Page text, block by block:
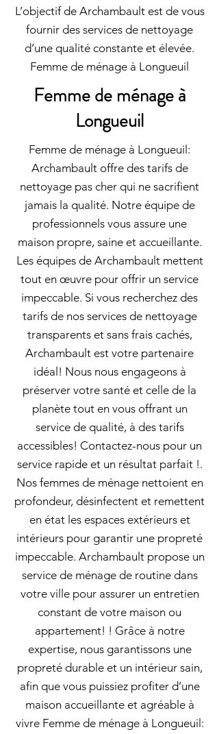
L’objectif de Archambault est de vous
fournir des services de nettoyage
d’une qualité constante et élevée.
Femme de ménage à Longueuil
Femme de ménage à
Longueuil
Femme de ménage à Longueuil:
Archambault offre des tarifs de
nettoyage pas cher qui ne sacrifient
jamais la qualité. Notre équipe de
professionnels vous assure une
maison propre, saine et accueillante.
Les équipes de Archambault mettent
tout en œuvre pour offrir un service
impeccable. Si vous recherchez des
tarifs de nos services de nettoyage
transparents et sans frais cachés,
Archambault est votre partenaire
idéal! Nous nous engageons à
préserver votre santé et celle de la
planète tout en vous offrant un
service de qualité, à des tarifs
accessibles! Contactez-nous pour un
service rapide et un résultat parfait !.
Nos femmes de ménage nettoient en
profondeur, désinfectent et remettent
en état les espaces extérieurs et
intérieurs pour garantir une propreté
impeccable. Archambault propose un
service de ménage de routine dans
votre ville pour assurer un entretien
constant de votre maison ou
appartement! ! Grâce à notre
expertise, nous garantissons une
propreté durable et un intérieur sain,
afin que vous puissiez profiter d’une
maison accueillante et agréable à
vivre Femme de ménage à Longueuil: